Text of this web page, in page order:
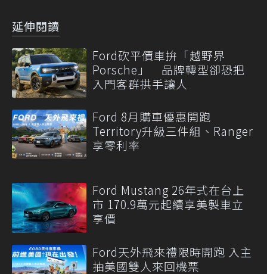
延伸閱讀
Ford砍平價車拚「越野界
Porsche」 品牌轉型卻恐把
入門客群拱手讓人
Ford 8月購車優惠開跑
Territory升級三件組、Ranger
享零利率
Ford Mustang 26年式在台上
市 170.9萬元起續享美製車立
享價
Ford天外飛來禮限時開跑 入主
抽美國雙人來回機票